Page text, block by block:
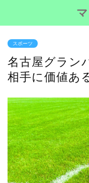
スポーツ
名古屋グラン
相手に価値あ